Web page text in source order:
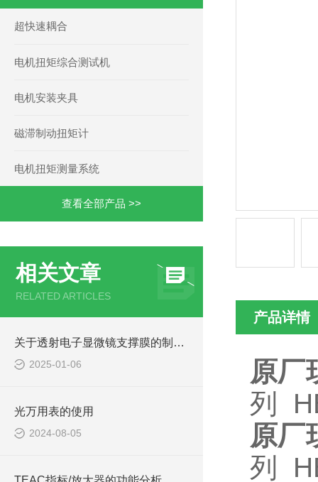
超快速耦合
电机扭矩综合测试机
电机安装夹具
磁滞制动扭矩计
电机扭矩测量系统
查看全部产品 >>
相关文章
RELATED ARTICLES
关于透射电子显微镜支撑膜的制作----什么是支撑膜？
2025-01-06
光万用表的使用
2024-08-05
产品详情
原厂
列
原厂
列